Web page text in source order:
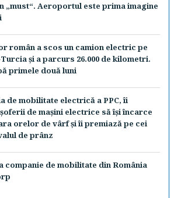
„must“. Aeroportul este prima imagine
român a scos un camion electric pe
şi a parcurs 26.000 de kilometri.
primele două luni
de mobilitate electrică a PPC, îi
de maşini electrice să îşi încarce
orelor de vârf şi îi premiază pe cei
de prânz
companie de mobilitate din România